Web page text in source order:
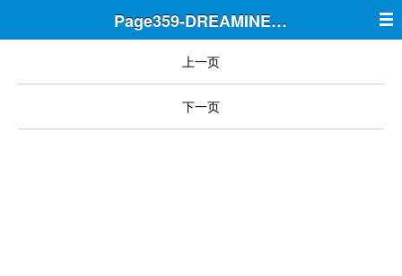
Page359-DREAMINE筑梦
上一页
下一页